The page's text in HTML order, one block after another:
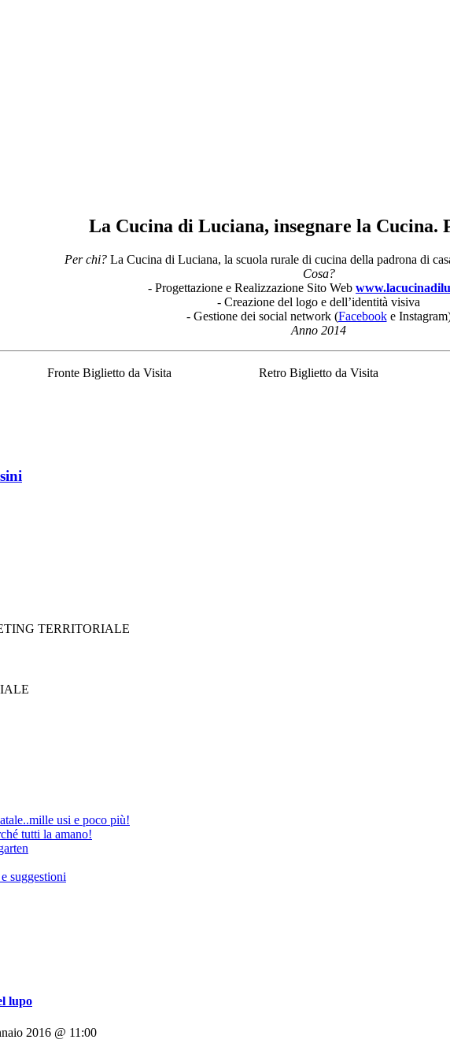
La Cucina di Luciana, insegnare la Cucina.
Per chi? La Cucina di Luciana, la scuola rurale di cucina della padrona di
Cosa?
- Progettazione e Realizzazione Sito Web
- Creazione del logo e dell’identità visiva
- Gestione dei social network (Facebooke
Anno 2014
Fronte Biglietto da Visita Retro Biglietto da Visita
TERRITORIALE
usi e poco più!
tutti la amano!
suggestioni
lupo
2016 @ 11:00